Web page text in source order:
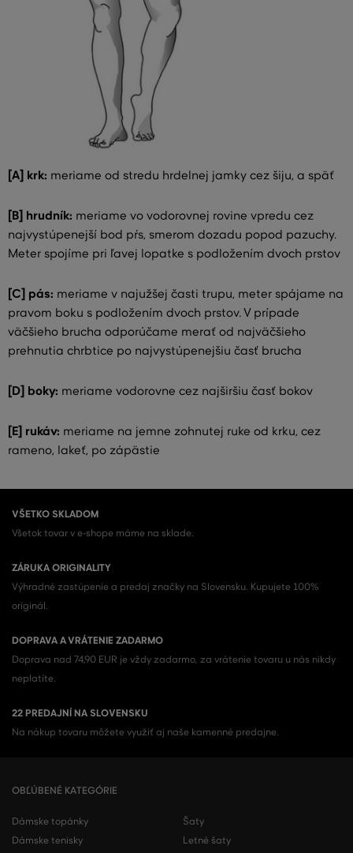
[A] krk: meriame od stredu hrdelnej jamky cez šiju, a späť
[B] hrudník: meriame vo vodorovnej rovine vpredu cez
najvystúpenejší bod pŕs, smerom dozadu popod pazuchy.
Meter spojíme pri ľavej lopatke s podložením dvoch prstov
[C] pás: meriame v najužšej časti trupu, meter spájame na
pravom boku s podložením dvoch prstov. V prípade
väčšieho brucha odporúčame merať od najväčšieho
prehnutia chrbtice po najvystúpenejšiu časť brucha
[D] boky: meriame vodorovne cez najširšiu časť bokov
[E] rukáv: meriame na jemne zohnutej ruke od krku, cez
rameno, lakeť, po zápästie
VŠETKO SKLADOM
Všetok tovar v e-shope máme na sklade.
ZÁRUKA ORIGINALITY
Výhradné zastúpenie a predaj značky na Slovensku. Kupujete 100%
originál.
DOPRAVA A VRÁTENIE ZADARMO
Doprava nad 74,90 EUR je vždy zadarmo, za vrátenie tovaru u nás nikdy
neplatíte.
22 PREDAJNÍ NA SLOVENSKU
Na nákup tovaru môžete využiť aj naše kamenné predajne.
OBĽÚBENÉ KATEGÓRIE
Dámske topánky
Dámske tenisky
Šaty
Letné šaty